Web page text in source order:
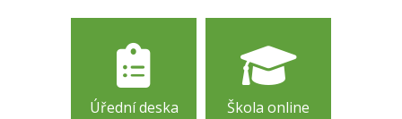
Úřední deska Škola online